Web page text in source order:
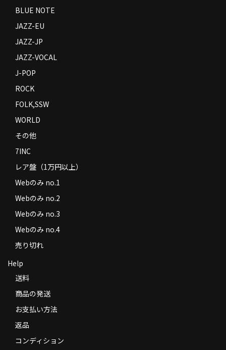
BLUE NOTE
JAZZ-EU
JAZZ-JP
JAZZ-VOCAL
J-POP
ROCK
FOLK,SSW
WORLD
その他
7INC
レア盤（1万円以上）
Webのみ no.1
Webのみ no.2
Webのみ no.3
Webのみ no.4
売り切れ
Help
送料
商品の発送
お支払い方法
返品
コンディション